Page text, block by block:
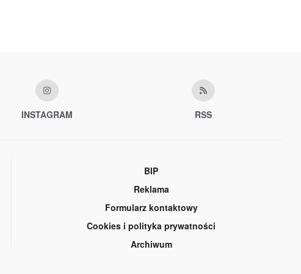
INSTAGRAM RSS
BIP
Reklama
Formularz kontaktowy
Cookies i polityka prywatności
Archiwum